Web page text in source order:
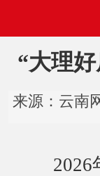
“大理
来源：云南
2026年